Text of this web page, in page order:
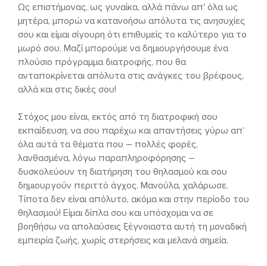
Ως επιστήμονας, ως γυναίκα, αλλά πάνω απ' όλα ως
μητέρα, μπορώ να κατανοήσω απόλυτα τις ανησυχίες
σου και είμαι σίγουρη ότι επιθυμείς το καλύτερο για το
μωρό σου. Μαζί μπορούμε να δημιουργήσουμε ένα
πλούσιο πρόγραμμα διατροφής, που θα
ανταποκρίνεται απόλυτα στις ανάγκες του βρέφους,
αλλά και στις δικές σου!
Στόχος μου είναι, εκτός από τη διατροφική σου
εκπαίδευση, να σου παρέχω και απαντήσεις γύρω απ’
όλα αυτά τα θέματα που – πολλές φορές,
λανθασμένα, λόγω παραπληροφόρησης –
δυσκολεύουν τη διατήρηση του θηλασμού και σου
δημιουργούν περιττό άγχος. Μανούλα, χαλάρωσε.
Τίποτα δεν είναι απόλυτο, ακόμα και στην περίοδο του
θηλασμού! Είμαι δίπλα σου και υπόσχομαι να σε
βοηθήσω να απολαύσεις ξέγνοιαστα αυτή τη μοναδική
εμπειρία ζωής, χωρίς στερήσεις και μελανά σημεία.